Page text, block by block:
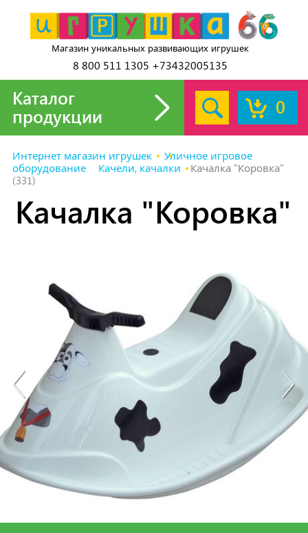
Магазин уникальных развивающих игрушек
8 800 511 1305 +73432005135
0
Каталог
продукции
Интернет магазин игрушек
Уличное игровое
оборудование
Качели, качалки
Качалка "Коровка"
(331)
Качалка "Коровка"